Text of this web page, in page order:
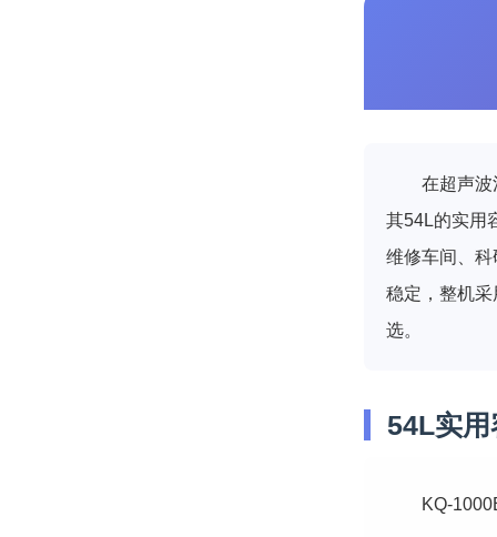
在超声
其54L的实用
维修车间、
稳定，整机
选。
54L实
KQ-